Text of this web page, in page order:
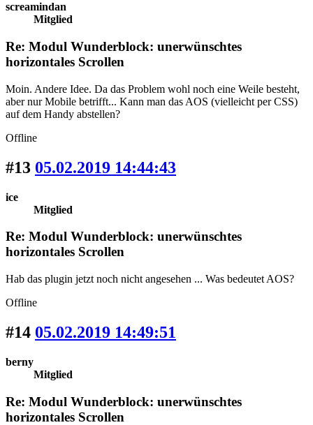
screamindan
Mitglied
Re: Modul Wunderblock: unerwünschtes
horizontales Scrollen
Moin. Andere Idee. Da das Problem wohl noch eine Weile besteht,
aber nur Mobile betrifft... Kann man das AOS (vielleicht per CSS)
auf dem Handy abstellen?
Offline
#13 05.02.2019 14:44:43
ice
Mitglied
Re: Modul Wunderblock: unerwünschtes
horizontales Scrollen
Hab das plugin jetzt noch nicht angesehen ... Was bedeutet AOS?
Offline
#14 05.02.2019 14:49:51
berny
Mitglied
Re: Modul Wunderblock: unerwünschtes
horizontales Scrollen